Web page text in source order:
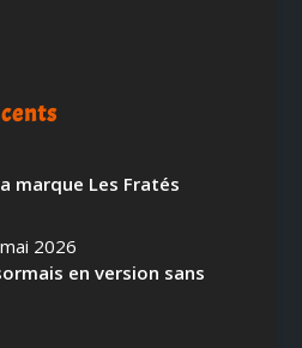
marque Les Fratés
2026
en version sans